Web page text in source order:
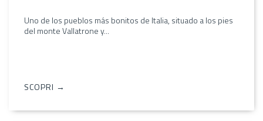
Uno de los pueblos más bonitos de Italia, situado a los pies
del monte Vallatrone y...
SCOPRI →